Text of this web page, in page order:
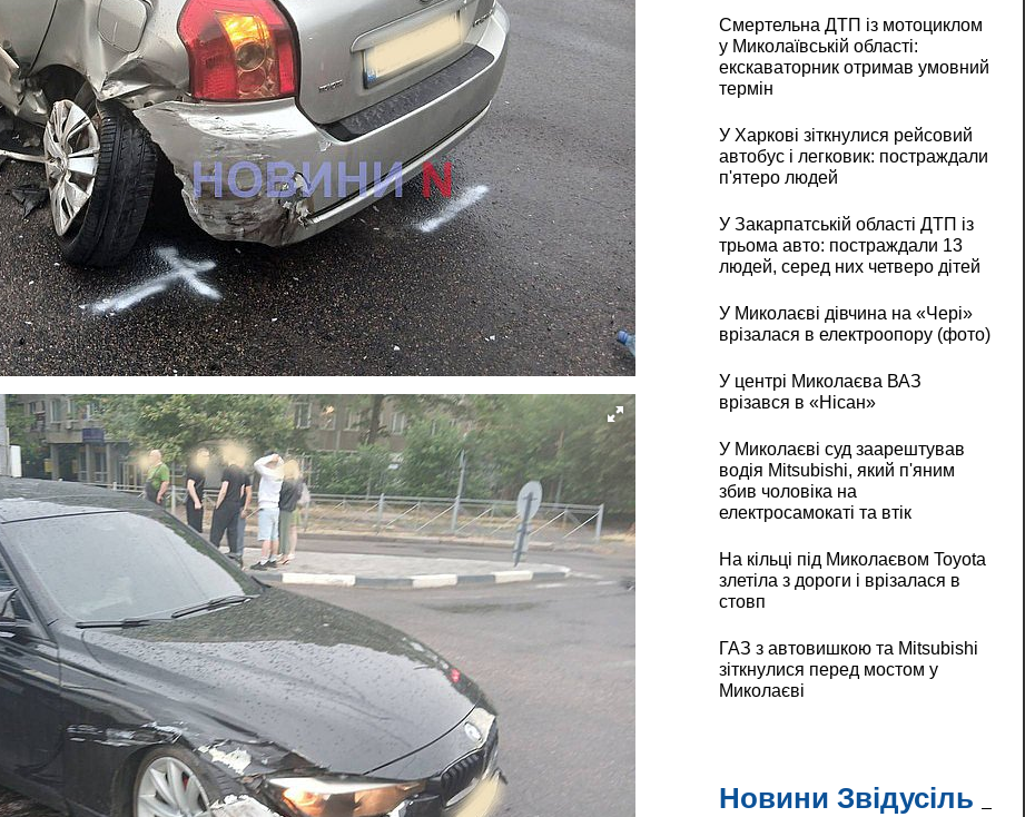
Смертельна ДТП із мотоциклом
у Миколаївській області:
екскаваторник отримав умовний
термін
У Харкові зіткнулися рейсовий
автобус і легковик: постраждали
п'ятеро людей
У Закарпатській області ДТП із
трьома авто: постраждали 13
людей, серед них четверо дітей
У Миколаєві дівчина на «Чері»
врізалася в електроопору (фото)
У центрі Миколаєва ВАЗ
врізався в «Нісан»
У Миколаєві суд заарештував
водія Mitsubishi, який п'яним
збив чоловіка на
електросамокаті та втік
На кільці під Миколаєвом Toyota
злетіла з дороги і врізалася в
стовп
ГАЗ з автовишкою та Mitsubishi
зіткнулися перед мостом у
Миколаєві
Новини Звідусіль